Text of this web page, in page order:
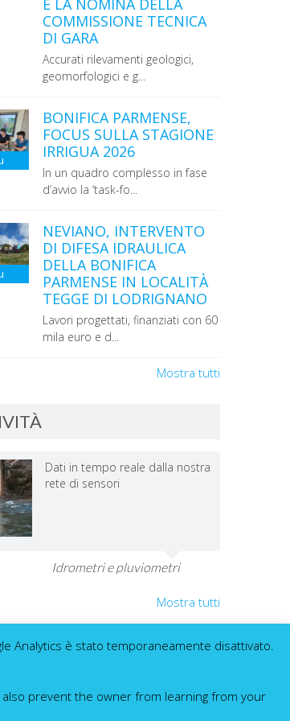
E LA NOMINA DELLA
COMMISSIONE TECNICA
DI GARA
Accurati rilevamenti geologici,
geomorfologici e g...
BONIFICA PARMENSE,
FOCUS SULLA STAGIONE
IRRIGUA 2026
In un quadro complesso in fase
d’avvio la ‘task-fo...
NEVIANO, INTERVENTO
DI DIFESA IDRAULICA
DELLA BONIFICA
PARMENSE IN LOCALITÀ
TEGGE DI LODRIGNANO
Lavori progettati, finanziati con 60
mila euro e d...
Mostra tutti
Dati in tempo reale dalla nostra
rete di sensori
Idrometri e pluviometri
Mostra tutti
Analytics è stato temporaneamente disattivato.
prevent the owner from learning from your